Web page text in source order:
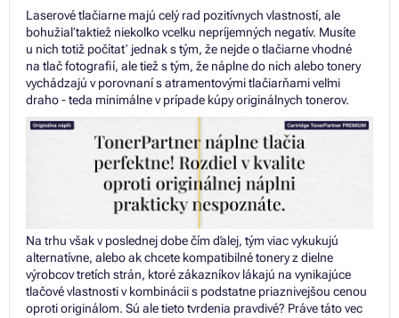
Laserové tlačiarne majú celý rad pozitívnych vlastností, ale
bohužiaľ taktiež niekoľko vcelku nepríjemných negatív. Musíte
u nich totiž počítať jednak s tým, že nejde o tlačiarne vhodné
na tlač fotografií, ale tiež s tým, že náplne do nich alebo tonery
vychádzajú v porovnaní s atramentovými tlačiarňami veľmi
draho - teda minimálne v prípade kúpy originálnych tonerov.
Na trhu však v poslednej dobe čím ďalej, tým viac vykukujú
alternatívne, alebo ak chcete kompatibilné tonery z dielne
výrobcov tretích strán, ktoré zákazníkov lákajú na vynikajúce
tlačové vlastnosti v kombinácii s podstatne priaznivejšou cenou
oproti originálom. Sú ale tieto tvrdenia pravdivé? Práve táto vec